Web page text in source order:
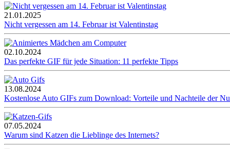
21.01.2025
Nicht vergessen am 14. Februar ist Valentinstag
02.10.2024
Das perfekte GIF für jede Situation: 11 perfekte Tipps
13.08.2024
Kostenlose Auto GIFs zum Download: Vorteile und Nachteile der
07.05.2024
Warum sind Katzen die Lieblinge des Internets?